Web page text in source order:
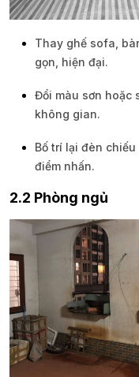
Thay ghế sofa,
gọn, hiện đại.
Đổi màu sơn hoặc
không gian.
Bố trí lại đèn
điểm nhấn.
2.2 Phòng ngủ